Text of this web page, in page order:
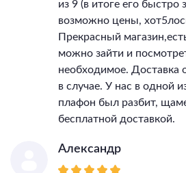
из 9 (в итоге его быстро
возможно цены,
Прекрасный
можно зайти и
необходимое. Доставка
в случае. У нас в одной
плафон был разбит,
бесплатной доставкой.
Александр